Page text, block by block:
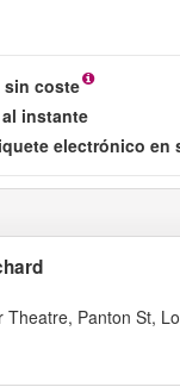
sin coste
instante
electrónico en
Theatre, Panton St,